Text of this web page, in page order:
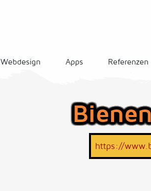
Webdesign Apps Referenzen
https://